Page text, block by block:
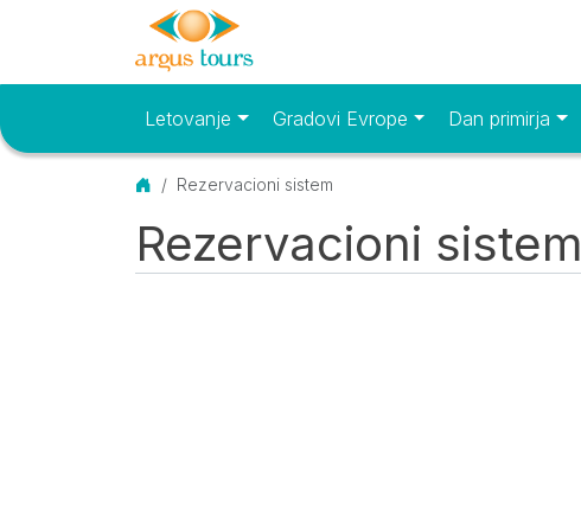
Osnovni meniLetovanje Gradovi Evrope Dan primirja
Početna
Rezervacioni sistem
Rezervacioni sistem